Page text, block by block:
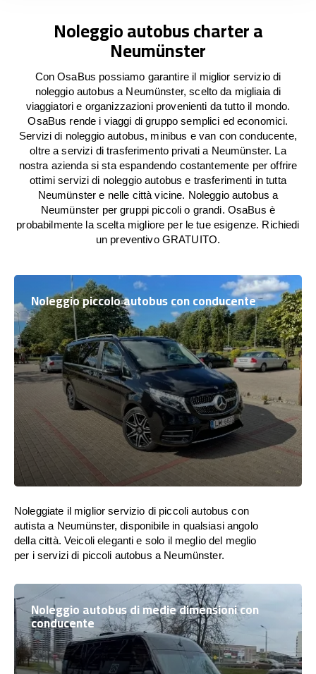
Noleggio autobus charter a
Neumünster
Con OsaBus possiamo garantire il miglior servizio di
noleggio autobus a Neumünster, scelto da migliaia di
viaggiatori e organizzazioni provenienti da tutto il mondo.
OsaBus rende i viaggi di gruppo semplici ed economici.
Servizi di noleggio autobus, minibus e van con conducente,
oltre a servizi di trasferimento privati a Neumünster. La
nostra azienda si sta espandendo costantemente per offrire
ottimi servizi di noleggio autobus e trasferimenti in tutta
Neumünster e nelle città vicine. Noleggio autobus a
Neumünster per gruppi piccoli o grandi. OsaBus è
probabilmente la scelta migliore per le tue esigenze. Richiedi
un preventivo GRATUITO.
Noleggio piccolo autobus con conducente
Noleggiate il miglior servizio di piccoli autobus con
autista a Neumünster, disponibile in qualsiasi angolo
della città. Veicoli eleganti e solo il meglio del meglio
per i servizi di piccoli autobus a Neumünster.
Noleggio autobus di medie dimensioni con
conducente